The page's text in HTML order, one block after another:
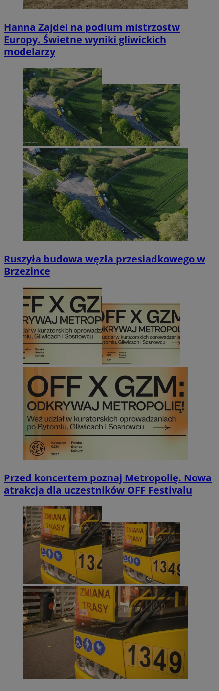
Hanna Zajdel na podium mistrzostw
Europy. Świetne wyniki gliwickich
modelarzy
Ruszyła budowa węzła przesiadkowego w
Brzezince
Przed koncertem poznaj Metropolię. Nowa
atrakcja dla uczestników OFF Festivalu